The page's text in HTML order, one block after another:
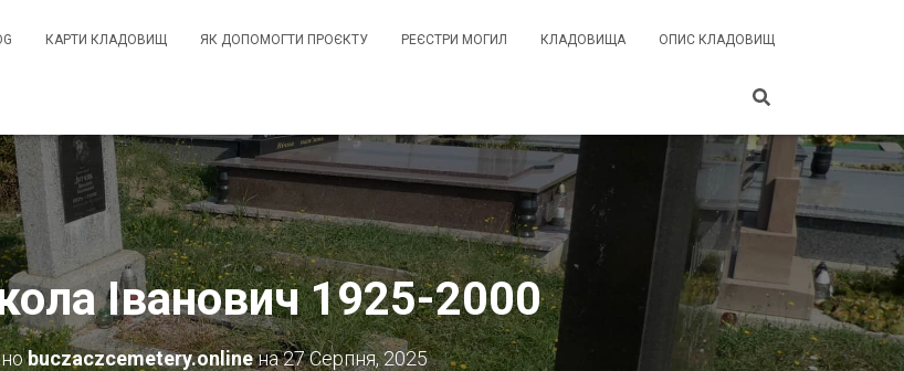
КАРТИ КЛАДОВИЩ ЯК ДОПОМОГТИ ПРОЄКТУ РЕЄСТРИ МОГИЛ КЛАДОВИЩА ОПИС КЛАДОВИЩ
Іванович 1925-2000
buczaczcemetery.onlineна27 Серпня, 2025